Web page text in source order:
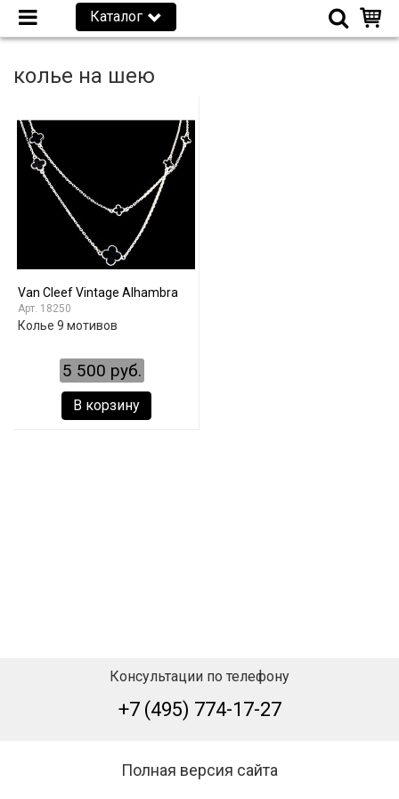
Каталог
колье на шею
Van Cleef Vintage Alhambra
18250
Колье 9 мотивов
5 500 руб.
В корзину
Консультации по телефону
+7 (495) 774-17-27
Полная версия сайта